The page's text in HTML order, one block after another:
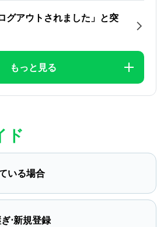
グアウトされました」と突
もっと見る
ド
いる場合
⋅新規登録